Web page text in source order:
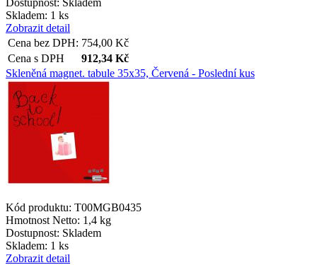
Skladem: 1 ks
Zobrazit detail
Cena bez DPH: 754,00 Kč
Cena s DPH
912,34 Kč
Skleněná magnet. tabule 35x35, Červená - Poslední kus
Kód produktu: T00MGB0435
Hmotnost Netto: 1,4 kg
Dostupnost: Skladem
Skladem: 1 ks
Zobrazit detail